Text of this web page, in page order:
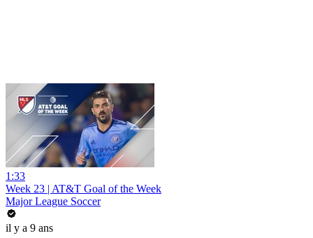
1:33
Week 23 | AT&T Goal of the Week
Major League Soccer
il y a 9 ans